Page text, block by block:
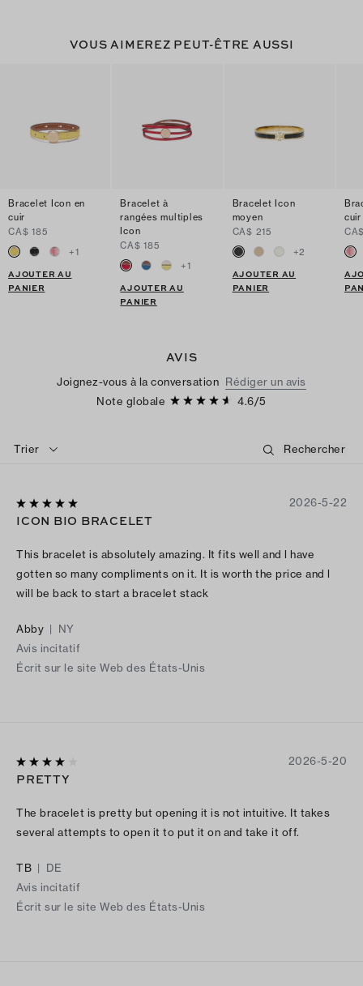
VOUS AIMEREZ PEUT-ÊTRE AUSSI
Bracelet Icon en
cuir
CA$ 185
+1
AJOUTER AU
PANIER
Bracelet à
rangées multiples
Icon
CA$ 185
+1
AJOUTER AU
PANIER
Bracelet Icon
moyen
CA$ 215
+2
AJOUTER AU
PANIER
cuir
AVIS
Joignez-vous à la conversation Rédiger un avis
Note globale
4.6/5
Trier
2026-5-22
ICON BIO BRACELET
This bracelet is absolutely amazing. It fits well and l have
gotten so many compliments on it. It is worth the price and l
will be back to start a bracelet stack
Abby | NY
Avis incitatif
Écrit sur le site Web des États-Unis
2026-5-20
PRETTY
The bracelet is pretty but opening it is not intuitive. It takes
several attempts to open it to put it on and take it off.
TB | DE
Avis incitatif
Écrit sur le site Web des États-Unis